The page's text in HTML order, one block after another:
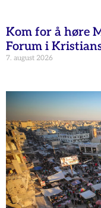
Kom for å høre
Forum i
7. august 2026